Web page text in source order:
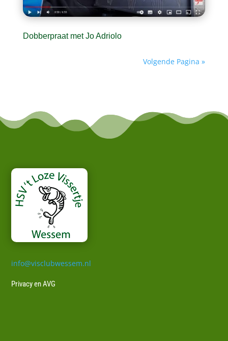
Dobberpraat met Jo Adriolo
Volgende Pagina »
info@visclubwessem.nl
Privacy en AVG